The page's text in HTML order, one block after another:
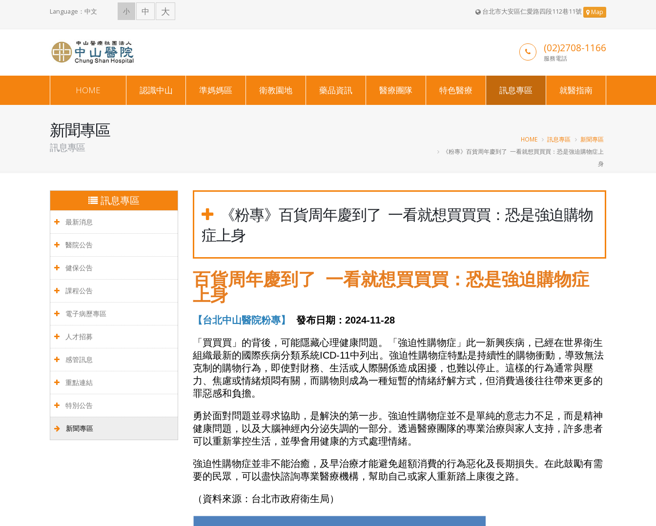
Language：中文 小 中 大 台北市大安區仁愛路四段112巷11號 Map
(02)2708-1166
服務電話
HOME 認識中山 準媽媽區 衛教園地 藥品資訊 醫療團隊 特色醫療 訊息專區 就醫指南
新聞專區
訊息專區
HOME 訊息專區
新聞專區
《粉專》百貨周年慶到了 一看就想買買買：恐是強迫購物症上
身
訊息專區
最新消息
醫院公告
健保公告
課程公告
電子病歷專區
人才招募
感管訊息
重點連結
特別公告
新聞專區
《粉專》百貨周年慶到了 一看就想買買買：恐是強迫購物
症上身
百貨周年慶到了 一看就想買買買：恐是強迫購物症
上身
【台北中山醫院粉專】 發布日期：2024-11-28
「買買買」的背後，可能隱藏心理健康問題。「強迫性購物症」此一新興疾病，已經在世界衛生
組織最新的國際疾病分類系統ICD-11中列出。強迫性購物症特點是持續性的購物衝動，導致無法
克制的購物行為，即使對財務、生活或人際關係造成困擾，也難以停止。這樣的行為通常與壓
力、焦慮或情緒煩悶有關，而購物則成為一種短暫的情緒紓解方式，但消費過後往往帶來更多的
罪惡感和負擔。
勇於面對問題並尋求協助，是解決的第一步。強迫性購物症並不是單純的意志力不足，而是精神
健康問題，以及大腦神經內分泌失調的一部分。透過醫療團隊的專業治療與家人支持，許多患者
可以重新掌控生活，並學會用健康的方式處理情緒。
強迫性購物症並非不能治癒，及早治療才能避免超額消費的行為惡化及長期損失。在此鼓勵有需
要的民眾，可以盡快諮詢專業醫療機構，幫助自己或家人重新踏上康復之路。
（資料來源：台北市政府衛生局）